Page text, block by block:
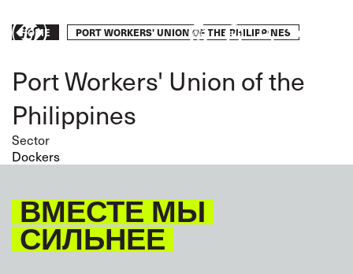
main
Take
Breadcrumb
HOME PORT WORKERS' UNION OF THE PHILIPPINES
Port Workers' Union of the
Philippines
Sector
Dockers
ВМЕСТЕ МЫ
СИЛЬНЕЕ